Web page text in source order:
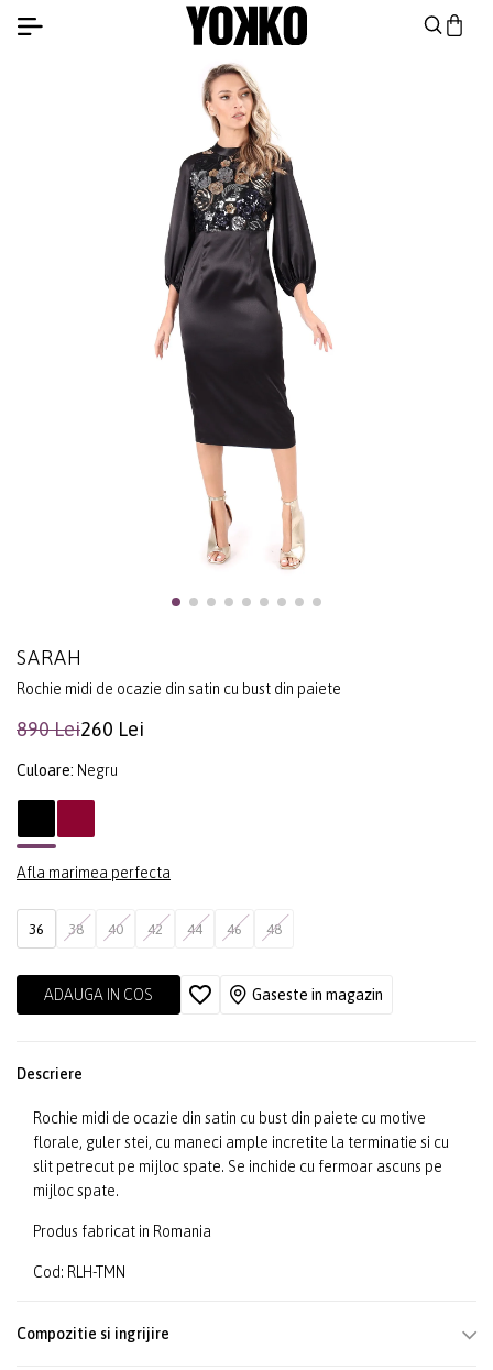
SARAH
Rochie midi de ocazie din satin cu bust din paiete
890 Lei260 Lei
Culoare: Negru
Afla marimea perfecta
36 38 40 42 44 46 48
ADAUGA IN COS Gaseste in magazin
Descriere
Rochie midi de ocazie din satin cu bust din paiete cu motive
florale, guler stei, cu maneci ample incretite la terminatie si cu
slit petrecut pe mijloc spate. Se inchide cu fermoar ascuns pe
mijloc spate.
Produs fabricat in Romania
Cod: RLH-TMN
Compozitie si ingrijire